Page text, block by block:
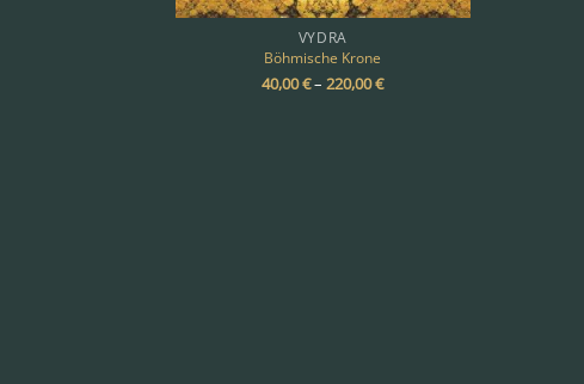
VYDRA
Böhmische Krone
40,00€–220,00€